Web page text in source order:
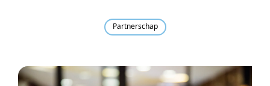
Partnerschap